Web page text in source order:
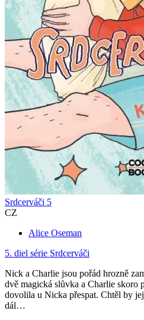
Srdcerváči 5
CZ
Alice Oseman
5. diel série Srdcerváči
Nick a Charlie jsou pořád hrozně
dvě magická slůvka a Charlie skoro
dovolila u Nicka přespat. Chtěl by
dál…